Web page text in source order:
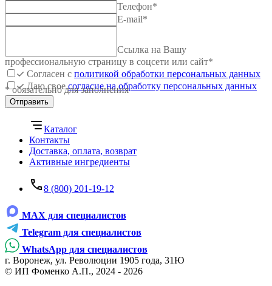
Телефон*
E-mail*
Ссылка на Вашу
профессиональную страницу в соцсети или сайт*
Согласен с политикой обработки персональных данных
Даю своесогласие на обработку персональных данных
* обязательно для заполнения
Отправить
Каталог
Контакты
Доставка, оплата, возврат
Активные ингредиенты
8 (800) 201-19-12
MAX для специалистов
Telegram для специалистов
WhatsApp для специалистов
г. Воронеж, ул. Революции 1905 года, 31Ю
© ИП Фоменко А.П., 2024 - 2026